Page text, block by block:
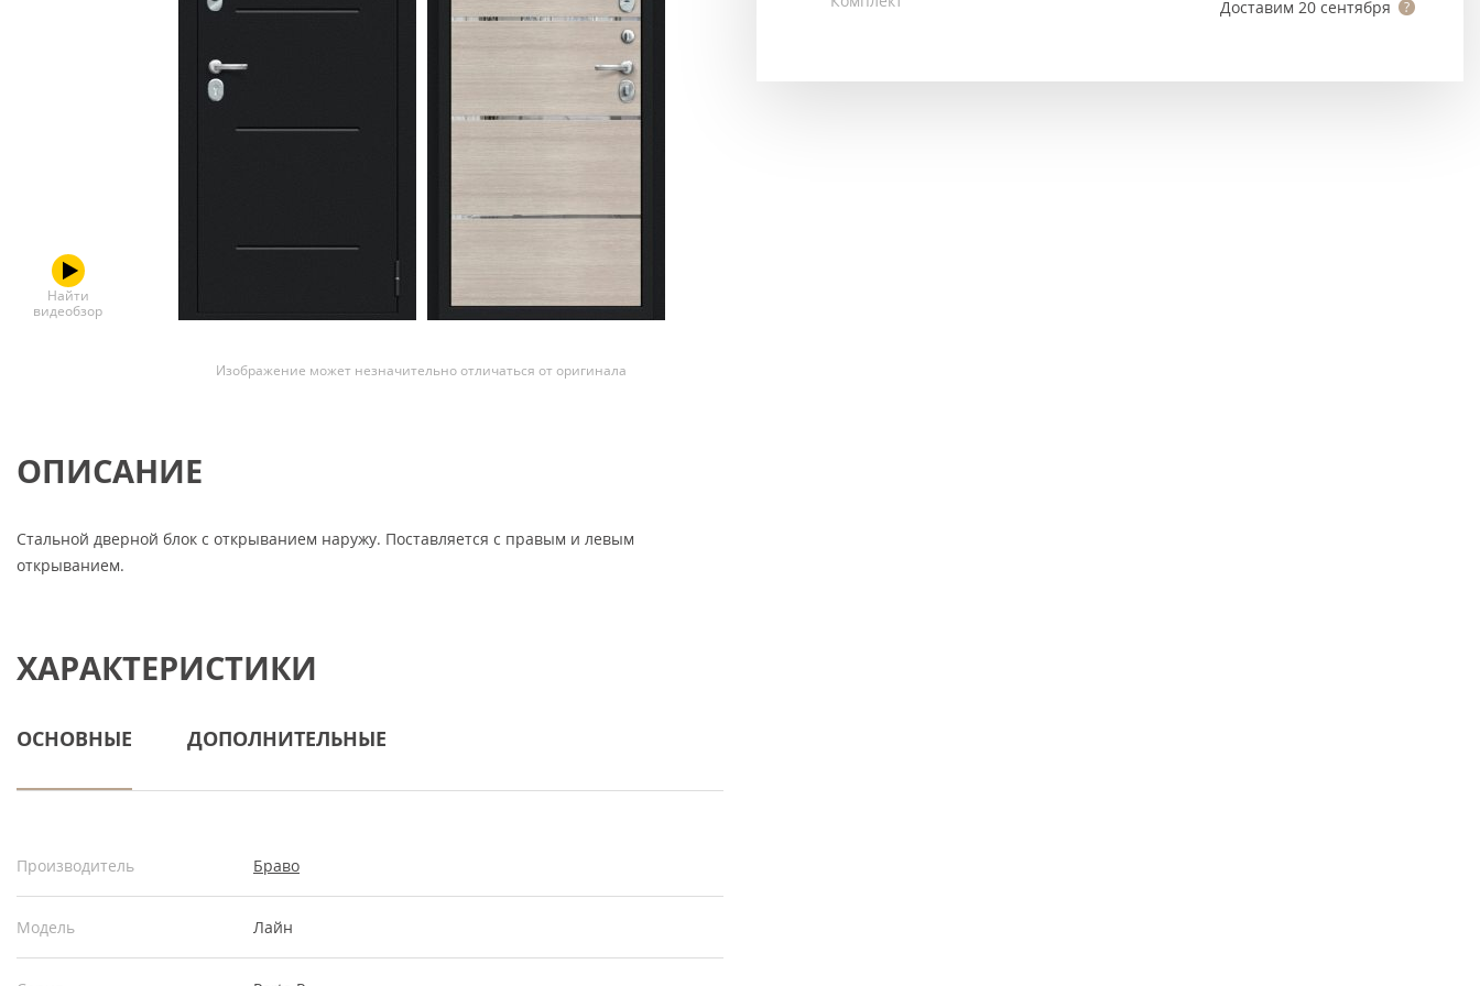
Найти
видеобзор
Изображение может незначительно отличаться от оригинала
ОПИСАНИЕ
Стальной дверной блок с открыванием наружу. Поставляется с правым и левым
открыванием.
ХАРАКТЕРИСТИКИ
ОСНОВНЫЕ ДОПОЛНИТЕЛЬНЫЕ
Производитель Браво
Модель Лайн
Доставим 20 сентября